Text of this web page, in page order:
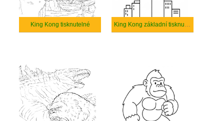
King Kong tisknutelné King Kong základní tisknutelné